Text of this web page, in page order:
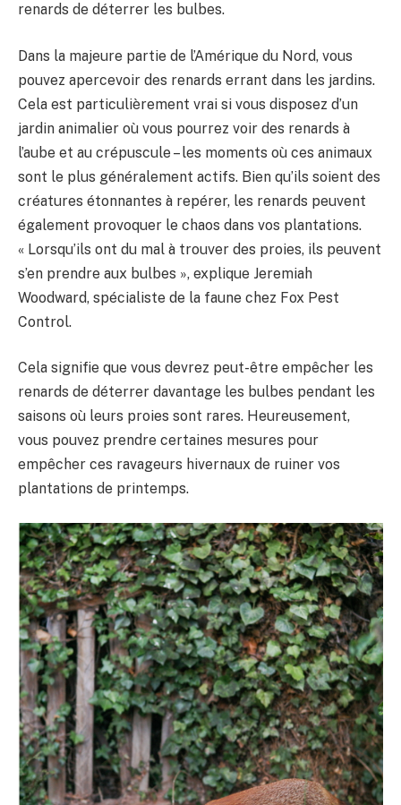
renards de déterrer les bulbes.
Dans la majeure partie de l’Amérique du Nord, vous
pouvez apercevoir des renards errant dans les jardins.
Cela est particulièrement vrai si vous disposez d’un
jardin animalier où vous pourrez voir des renards à
l’aube et au crépuscule – les moments où ces animaux
sont le plus généralement actifs. Bien qu’ils soient des
créatures étonnantes à repérer, les renards peuvent
également provoquer le chaos dans vos plantations.
« Lorsqu’ils ont du mal à trouver des proies, ils peuvent
s’en prendre aux bulbes », explique Jeremiah
Woodward, spécialiste de la faune chez Fox Pest
Control.
Cela signifie que vous devrez peut-être empêcher les
renards de déterrer davantage les bulbes pendant les
saisons où leurs proies sont rares. Heureusement,
vous pouvez prendre certaines mesures pour
empêcher ces ravageurs hivernaux de ruiner vos
plantations de printemps.